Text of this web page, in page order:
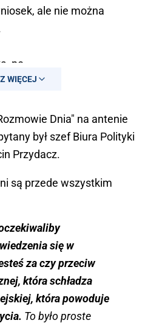
ale nie można
po…
WIĘCEJ
Dnia" na antenie
był szef Biura Polityki
Przydacz.
są przede wszystkim
się w
za czy przeciw
która schładza
która powoduje
To było proste